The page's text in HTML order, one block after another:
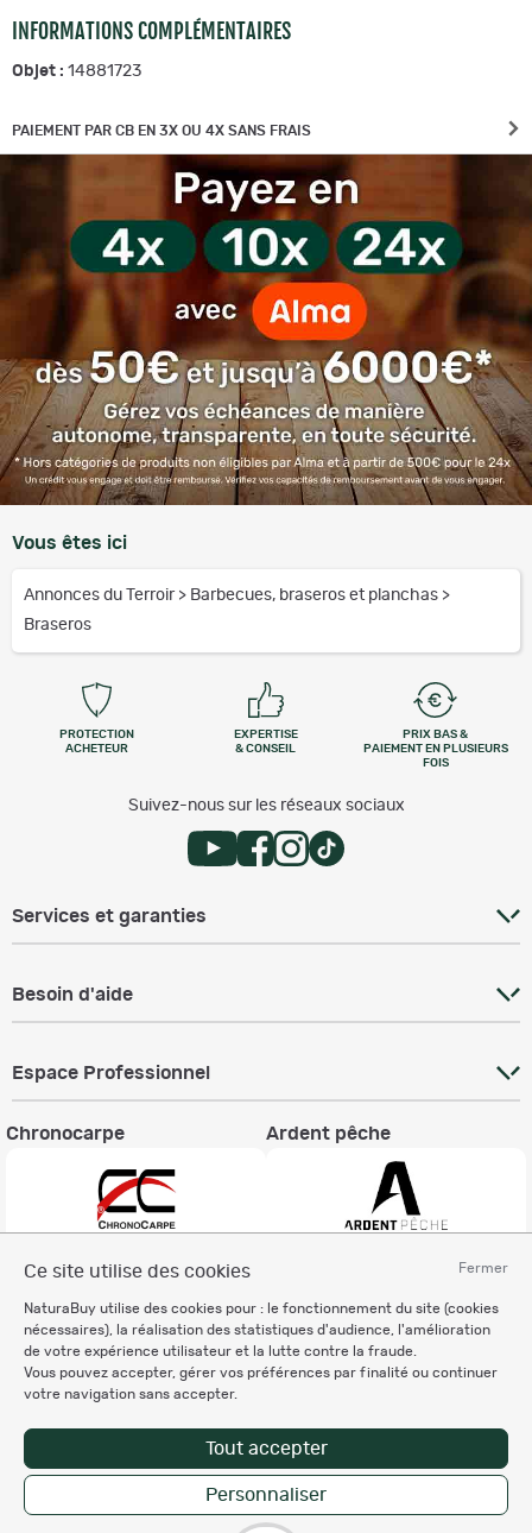
Fermer
Ce site utilise des cookies
NaturaBuy utilise des cookies pour : le fonctionnement du site (cookies
nécessaires), la réalisation des statistiques d'audience, l'amélioration
de votre expérience utilisateur et la lutte contre la fraude.
Vous pouvez accepter, gérer vos préférences par finalité ou continuer
votre navigation sans accepter.
Tout accepter
Personnaliser
INFORMATIONS COMPLÉMENTAIRES
Objet : 14881723
PAIEMENT PAR CB EN 3X OU 4X SANS FRAIS
Vous êtes ici
Annonces du Terroir > Barbecues, braseros et planchas >
Braseros
PROTECTION
ACHETEUR
EXPERTISE
& CONSEIL
PRIX BAS &
PAIEMENT EN PLUSIEURS
FOIS
Suivez-nous sur les réseaux sociaux
Services et garanties
Besoin d'aide
Espace Professionnel
Chronocarpe Ardent pêche
Charte éthique
Mentions légales
Règlement & Conditions d'utilisation
Politique de protection
des données personnelles
Personnalisation des cookies
Copyright © 2007-2026 NaturaBuy. Tous droits réservés. N°CNIL: 1239459.